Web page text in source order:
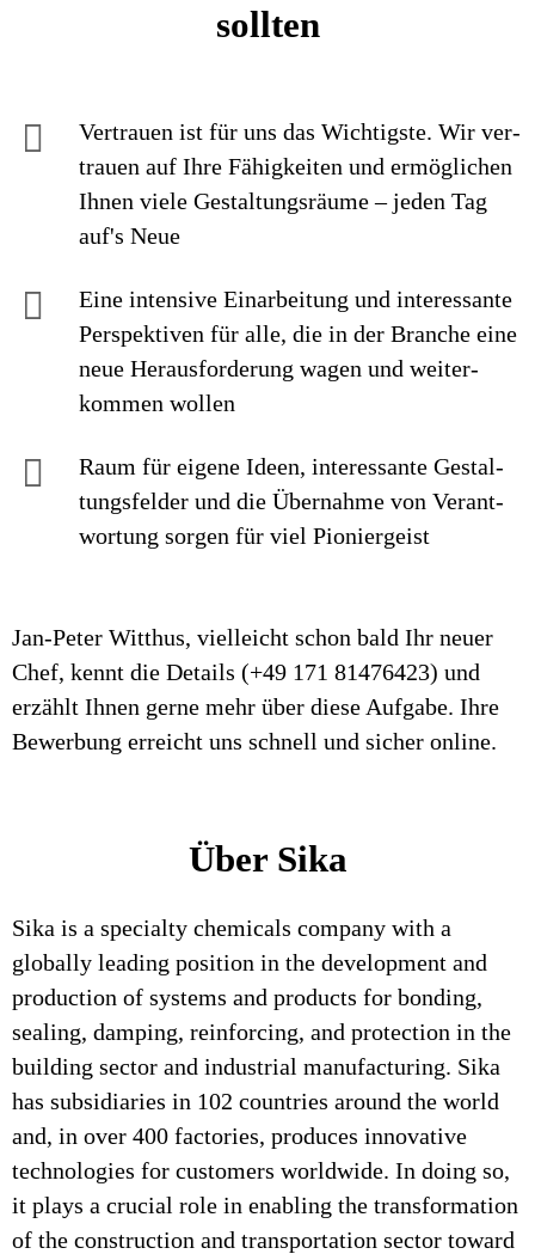
sollten
Vertrauen ist für uns das Wichtigste. Wir ver­
trauen auf Ihre Fähig­keiten und ermög­lichen
Ihnen viele Gestaltungs­räume – jeden Tag
auf's Neue
Eine intensive Einarbei­tung und interes­sante
Perspek­tiven für alle, die in der Branche eine
neue Heraus­forderung wagen und weiter­
kommen wollen
Raum für eigene Ideen, inte­res­sante Ge­stal­
tungs­felder und die Über­nahme von Ver­ant­
wor­tung sorgen für viel Pionier­geist
Jan-Peter Witthus, vielleicht schon bald Ihr neuer
Chef, kennt die Details (+49 171 81476423) und
erzählt Ihnen gerne mehr über diese Aufgabe. Ihre
Bewerbung erreicht uns schnell und sicher online.
Über Sika
Sika is a specialty chemicals company with a
globally leading position in the development and
production of systems and products for bonding,
sealing, damping, reinforcing, and protection in the
building sector and industrial manufacturing. Sika
has subsidiaries in 102 countries around the world
and, in over 400 factories, produces innovative
technologies for customers worldwide. In doing so,
it plays a crucial role in enabling the transformation
of the construction and transportation sector toward